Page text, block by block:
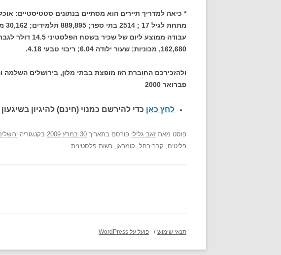
162,680, מכוניות; שעור ילודה 6.04; ריבוי טבעי 4.18.
ולהזכירכם החוברת הזו מופצת בבתי מלון, בירושלים
פברואר 2000
לחץ כאן כדי להירשם כמנוי (חינם) להיגיון בשיגעון
פוסט מאת זאב גלילי פורסם בתאריך 30 במרץ 2009 בקטגוריה
פליטים, קבר רחל, קומראן, רשות פלסטינית.
תנאי שימוש פועל על WordPress